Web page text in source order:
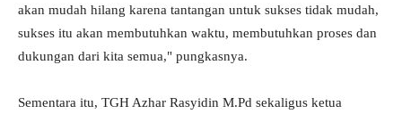
akan mudah hilang karena tantangan untuk sukses tidak mudah,
sukses itu akan membutuhkan waktu, membutuhkan proses dan
dukungan dari kita semua," pungkasnya.
Sementara itu, TGH Azhar Rasyidin M.Pd sekaligus ketua